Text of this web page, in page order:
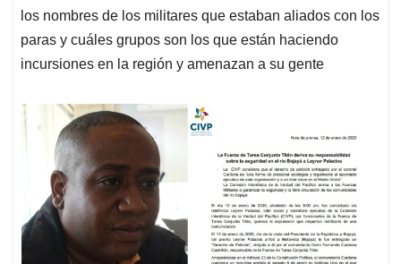
los nombres de los militares que estaban aliados con los
paras y cuáles grupos son los que están haciendo
incursiones en la región y amenazan a su gente